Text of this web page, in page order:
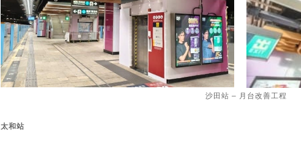
沙田站 – 月台改善工程
太和站